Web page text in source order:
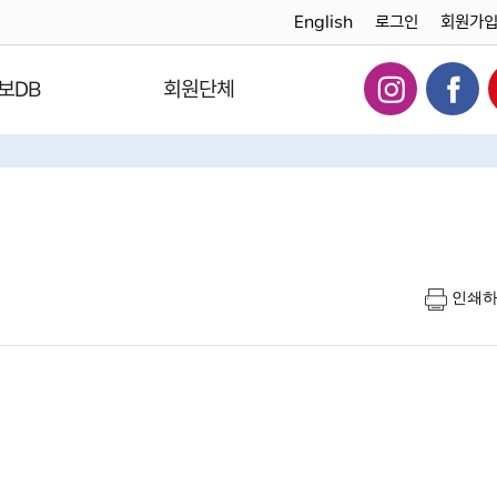
English 로그인 회원가입
DB 회원단체
인쇄